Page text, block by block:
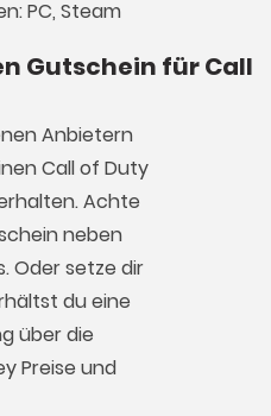
PC, Steam
Gutschein für Call
Anbietern
Call of Duty
Achte
neben
Oder setze dir
du eine
über die
Preise und